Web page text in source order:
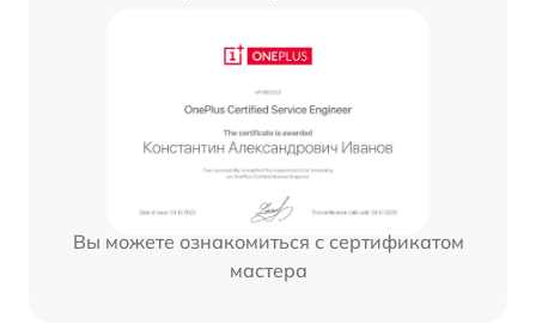
Вы можете ознакомиться с сертификатом
мастера